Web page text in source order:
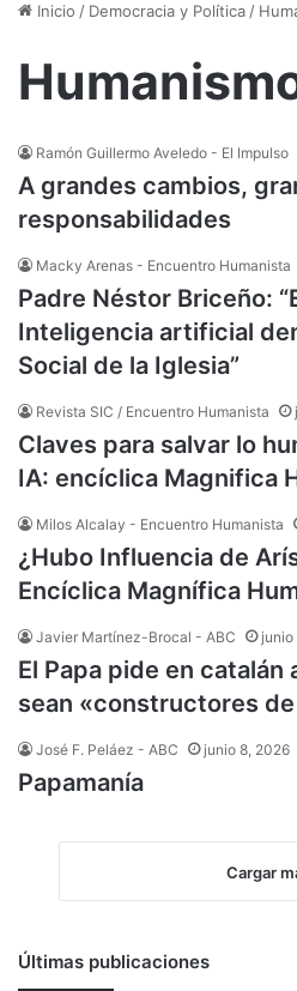
Inicio / Democracia y Política /
Ramón Guillermo Aveledo - El Impulso
A grandes cambios,
responsabilidades
Macky Arenas - Encuentro Humanista
Padre Néstor Briceño:
Inteligencia artificial
Social de la Iglesia”
Revista SIC / Encuentro Humanista
Claves para salvar lo
IA: encíclica Magnifica
Milos Alcalay - Encuentro Humanista
¿Hubo Influencia de
Encíclica Magnífica
Javier Martínez-Brocal - ABC junio
El Papa pide en catalán
sean «constructores
José F. Peláez - ABC junio 8, 2026
Papamanía
Cargar
Últimas publicaciones